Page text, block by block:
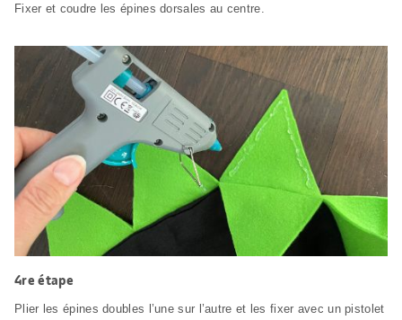
Fixer et coudre les épines dorsales au centre.
4re étape
Plier les épines doubles l’une sur l’autre et les fixer avec un pistolet